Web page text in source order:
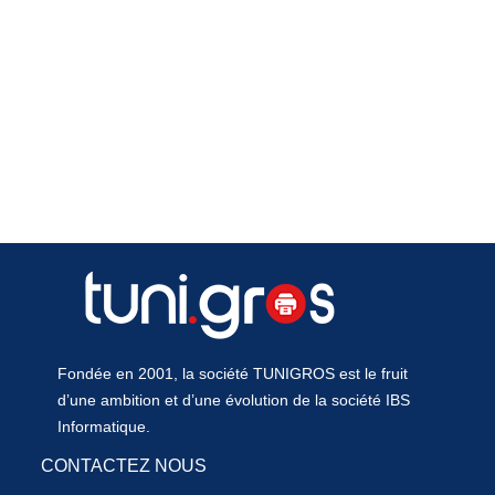
Fondée en 2001, la société TUNIGROS est le fruit
d’une ambition et d’une évolution de la société IBS
Informatique.
CONTACTEZ NOUS